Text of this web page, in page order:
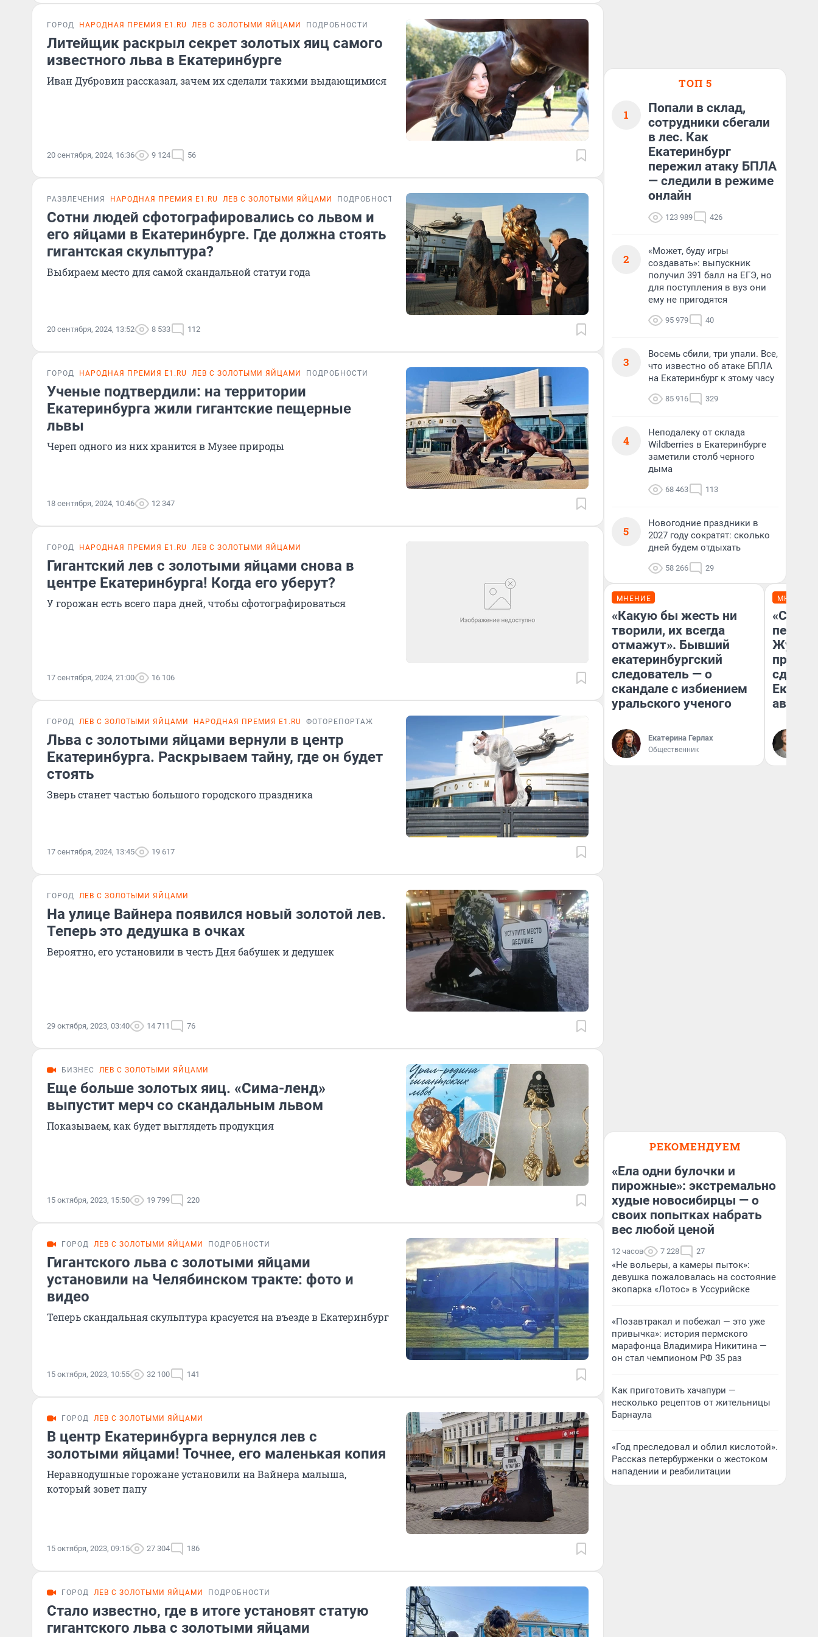
ГОРОД НАРОДНАЯ ПРЕМИЯ E1.RU ЛЕВ С ЗОЛОТЫМИ ЯЙЦАМИ ПОДРОБНОСТИ
Литейщик раскрыл секрет золотых яиц самого
известного льва в Екатеринбурге
Иван Дубровин рассказал, зачем их сделали такими выдающимися
20 сентября, 2024, 16:36 9 124 56
РАЗВЛЕЧЕНИЯ НАРОДНАЯ ПРЕМИЯ E1.RU ЛЕВ С ЗОЛОТЫМИ ЯЙЦАМИ ПОДРОБНОСТИ
Сотни людей сфотографировались со львом и
его яйцами в Екатеринбурге. Где должна стоять
гигантская скульптура?
Выбираем место для самой скандальной статуи года
20 сентября, 2024, 13:52 8 533 112
ГОРОД НАРОДНАЯ ПРЕМИЯ E1.RU ЛЕВ С ЗОЛОТЫМИ ЯЙЦАМИ ПОДРОБНОСТИ
Ученые подтвердили: на территории
Екатеринбурга жили гигантские пещерные
львы
Череп одного из них хранится в Музее природы
18 сентября, 2024, 10:46 12 347
ГОРОД НАРОДНАЯ ПРЕМИЯ E1.RU ЛЕВ С ЗОЛОТЫМИ ЯЙЦАМИ
Гигантский лев с золотыми яйцами снова в
центре Екатеринбурга! Когда его уберут?
У горожан есть всего пара дней, чтобы сфотографироваться
17 сентября, 2024, 21:00 16 106
ГОРОД ЛЕВ С ЗОЛОТЫМИ ЯЙЦАМИ НАРОДНАЯ ПРЕМИЯ E1.RU ФОТОРЕПОРТАЖ
Льва с золотыми яйцами вернули в центр
Екатеринбурга. Раскрываем тайну, где он будет
стоять
Зверь станет частью большого городского праздника
17 сентября, 2024, 13:45 19 617
ГОРОД ЛЕВ С ЗОЛОТЫМИ ЯЙЦАМИ
На улице Вайнера появился новый золотой лев.
Теперь это дедушка в очках
Вероятно, его установили в честь Дня бабушек и дедушек
29 октября, 2023, 03:40 14 711 76
БИЗНЕС ЛЕВ С ЗОЛОТЫМИ ЯЙЦАМИ
Еще больше золотых яиц. «Сима-ленд»
выпустит мерч со скандальным львом
Показываем, как будет выглядеть продукция
15 октября, 2023, 15:50 19 799 220
ГОРОД ЛЕВ С ЗОЛОТЫМИ ЯЙЦАМИ ПОДРОБНОСТИ
Гигантского льва с золотыми яйцами
установили на Челябинском тракте: фото и
видео
Теперь скандальная скульптура красуется на въезде в Екатеринбург
15 октября, 2023, 10:55 32 100 141
ГОРОД ЛЕВ С ЗОЛОТЫМИ ЯЙЦАМИ
В центр Екатеринбурга вернулся лев с
золотыми яйцами! Точнее, его маленькая копия
Неравнодушные горожане установили на Вайнера малыша,
который зовет папу
15 октября, 2023, 09:15 27 304 186
ГОРОД ЛЕВ С ЗОЛОТЫМИ ЯЙЦАМИ ПОДРОБНОСТИ
Стало известно, где в итоге установят статую
гигантского льва с золотыми яйцами
ТОП 5
1
Попали в склад,
сотрудники сбегали
в лес. Как
Екатеринбург
пережил атаку БПЛА
— следили в режиме
онлайн
123 989 426
2
«Может, буду игры
создавать»: выпускник
получил 391 балл на ЕГЭ, но
для поступления в вуз они
ему не пригодятся
95 979 40
3
Восемь сбили, три упали. Все,
что известно об атаке БПЛА
на Екатеринбург к этому часу
85 916 329
4
Неподалеку от склада
Wildberries в Екатеринбурге
заметили столб черного
дыма
68 463 113
5
Новогодние праздники в
2027 году сократят: сколько
дней будем отдыхать
58 266 29
МНЕНИЕ
«Какую бы жесть ни
творили, их всегда
отмажут». Бывший
екатеринбургский
следователь — о
скандале с избиением
уральского ученого
Екатерина Герлах
Общественник
МНЕНИЕ
августа
РЕКОМЕНДУЕМ
«Ела одни булочки и
пирожные»: экстремально
худые новосибирцы — о
своих попытках набрать
вес любой ценой
12 часов 7 228 27
«Не вольеры, а камеры пыток»:
девушка пожаловалась на состояние
экопарка «Лотос» в Уссурийске
«Позавтракал и побежал — это уже
привычка»: история пермского
марафонца Владимира Никитина —
он стал чемпионом РФ 35 раз
Как приготовить хачапури —
несколько рецептов от жительницы
Барнаула
«Год преследовал и облил кислотой».
Рассказ петербурженки о жестоком
нападении и реабилитации